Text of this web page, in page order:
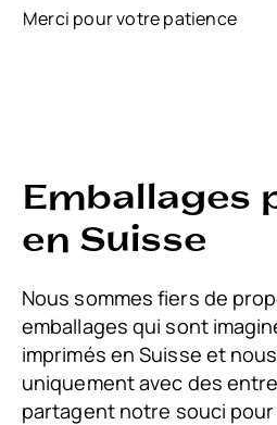
Merci pour votre patience
Emballages
en Suisse
Nous sommes fiers de
emballages qui sont
imprimés en Suisse et
uniquement avec des
partagent notre souci pour